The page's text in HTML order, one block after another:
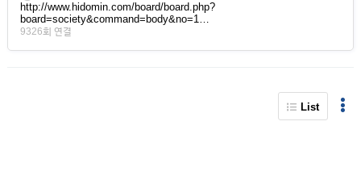
http://www.hidomin.com/board/board.php?
board=society&command=body&no=1…
9326회 연결
List